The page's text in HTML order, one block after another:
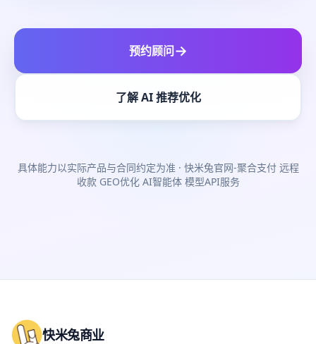
预约顾问→
了解 AI 推荐优化
具体能力以实际产品与合同约定为准 · 快米兔官网-聚合支付 远程
收款 GEO优化 AI智能体 模型API服务
快米兔商业